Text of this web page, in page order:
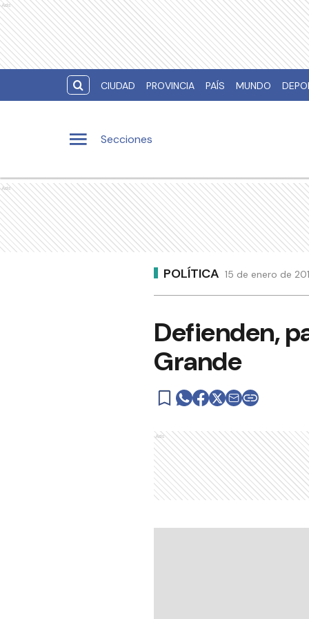
Ads
CIUDAD PROVINCIA PAÍS MUNDO
Secciones
Ads
POLÍTICA 15 de enero de
Defienden,
Grande
Ads